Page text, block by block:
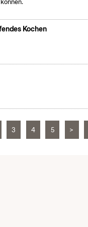
Kochen
3 4 5 >